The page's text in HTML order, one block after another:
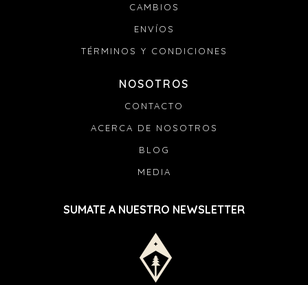
CAMBIOS
ENVÍOS
TÉRMINOS Y CONDICIONES
NOSOTROS
CONTACTO
ACERCA DE NOSOTROS
BLOG
MEDIA
SUMATE A NUESTRO NEWSLETTER